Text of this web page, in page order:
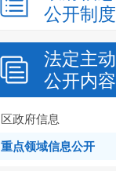
公开制度
法定主动
公开内容
区政府信息
重点领域信息公开